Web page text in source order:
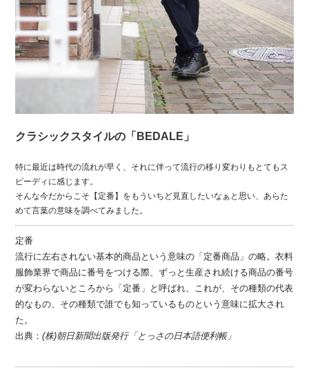
クラシックスタイルの「BEDALE」
特に最近は時代の流れが早く、それに伴って流行の移り変わりもとてもス
ピーディに感じます。
そんな今だからこそ【定番】をもういちど見直したいなぁと思い、あらた
めて言葉の意味を調べてみました。
定番
流行に左右されない基本的商品という意味の「定番商品」の略。衣料
服飾業界で商品に番号をつける際、ずっと生産され続ける商品の番号
が変わらないところから「定番」と呼ばれ、これが、その種類の代表
的なもの、その種類で誰でも知っているものという意味に拡大され
た。
出典：(株)朝日新聞出版発行「とっさの日本語便利帳」